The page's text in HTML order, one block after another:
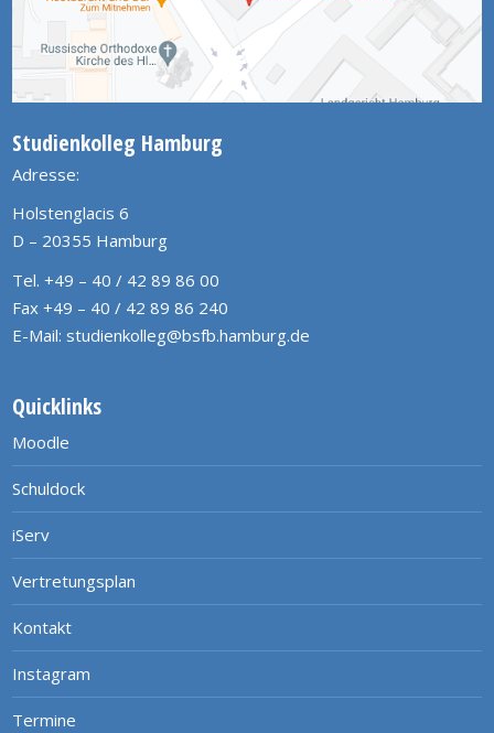
Studienkolleg Hamburg
Adresse:
Holstenglacis 6
D – 20355 Hamburg
Tel. +49 – 40 / 42 89 86 00
Fax +49 – 40 / 42 89 86 240
E-Mail: studienkolleg@bsfb.hamburg.de
Quicklinks
Moodle
Schuldock
iServ
Vertretungsplan
Kontakt
Instagram
Termine